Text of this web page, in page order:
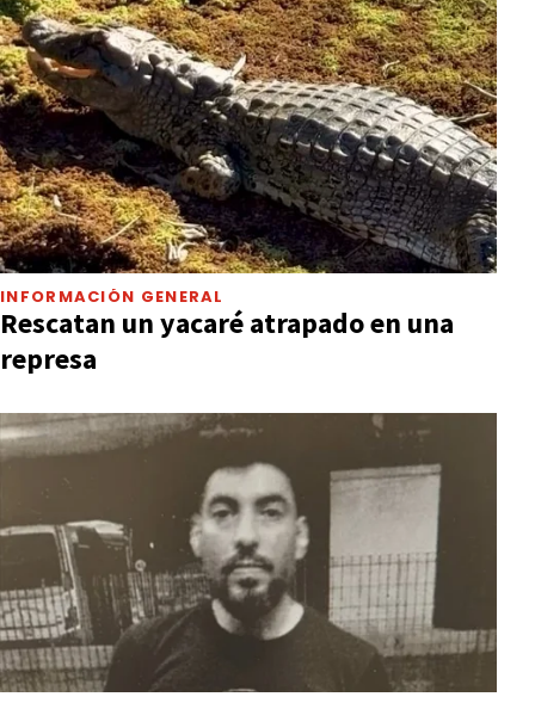
INFORMACIÓN GENERAL
Rescatan un yacaré atrapado en una
represa